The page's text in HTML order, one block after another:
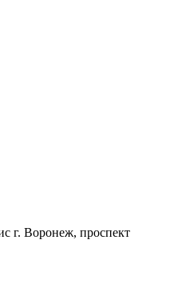
Воронеж, проспект